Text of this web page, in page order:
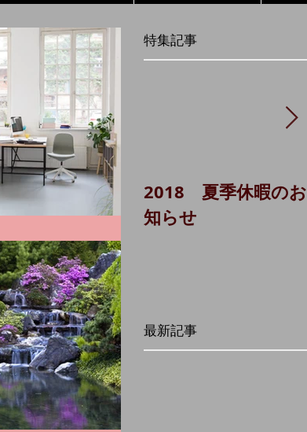
特集記事
2018 夏季休暇のお
知らせ
最新記事